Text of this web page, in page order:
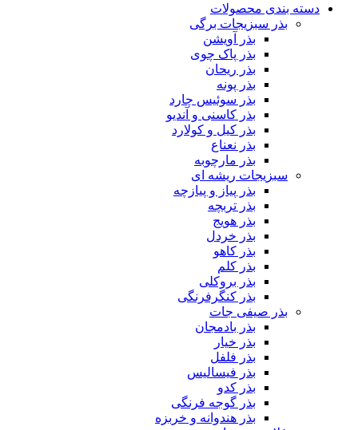
دسته بندی محصولات
بذر سبزیجات برگی
بذر آویشن
بذر پاک چوی
بذر ریحان
بذر پونه
بذر سوئیس چارد
بذر کاسنی و آندیو
بذر کیل و کولارد
بذر نعناع
بذر مارچوبه
سبزیجات ریشه ای
بذر پیاز و پیازچه
بذر تربچه
بذر هویج
بذر خردل
بذر کاهو
بذر کلم
بذر بروکلی
بذر کنگرفرنگی
بذر صیفی جات
بذر بادمجان
بذر خیار
بذر فلفل
بذر فیسالیس
بذر کدو
بذر گوجه فرنگی
بذر هندوانه و خربزه